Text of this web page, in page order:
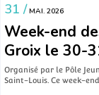
31 / MAI. 2026
Week-end
Groix le 30-
Organisé par le Pôle
Saint-Louis. Ce week-